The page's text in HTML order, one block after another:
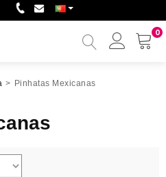
0
Minha
> Pinhatas Mexicanas